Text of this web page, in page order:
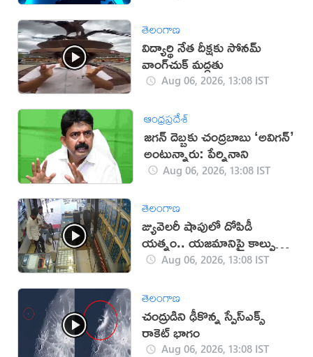
తెలంగాణ
విద్యార్థి నేత దీక్షకు సోనమ్
వాంగ్‌చుక్ మద్దతు
Aug 06, 2026, 13:08 IST
ఆంధ్రప్రదేశ్
జగన్ దెబ్బకు చంద్రబాబు ‘అవిగన్’
అంటున్నారు: పేర్నినాని
Aug 06, 2026, 13:08 IST
తెలంగాణ
జ్యువెలరీ షాపులో దోపిడీ
యత్నం.. యజమానిపై కాల్పులు
(వీడియో)
Aug 06, 2026, 13:08 IST
తెలంగాణ
చంద్రుడిని ఢీకొన్న స్పేస్‌ఎక్స్
రాకెట్ భాగం
Aug 06, 2026, 13:08 IST